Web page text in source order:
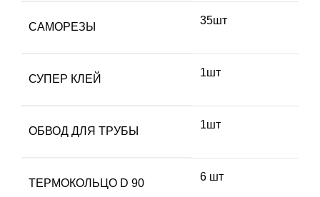
САМОРЕЗЫ
35шт
СУПЕР КЛЕЙ
1шт
ОБВОД ДЛЯ ТРУБЫ
1шт
ТЕРМОКОЛЬЦО D 90
6 шт